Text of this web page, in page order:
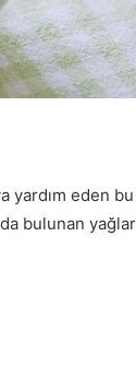
yardım eden
bulunan